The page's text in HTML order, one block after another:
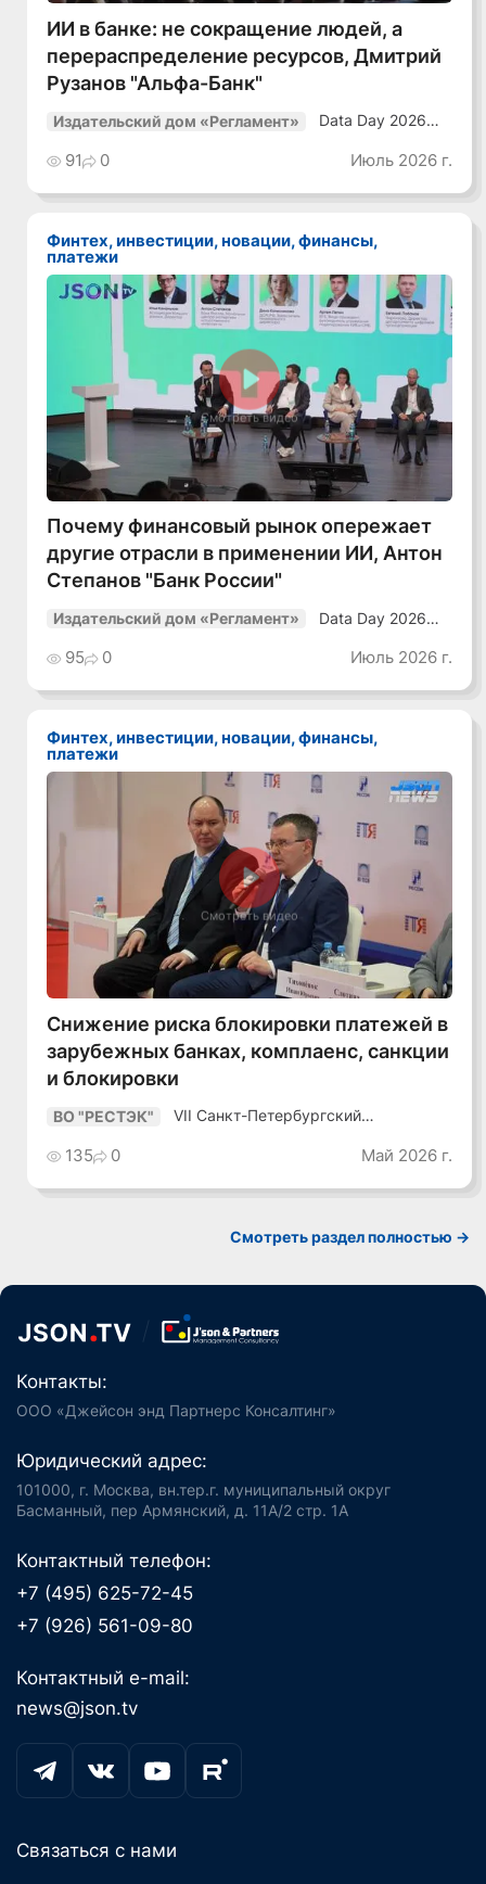
ИИ в банке: не сокращение людей, а
перераспределение ресурсов, Дмитрий
Рузанов "Альфа-Банк"
Издательский дом «Регламент»
Data Day 2026
Как сохранять
уверенный курс
среде»
91 0 Июль 2026 г.
Финтех, инвестиции, новации, финансы,
платежи
Смотреть видео
Почему финансовый рынок опережает
другие отрасли в применении ИИ, Антон
Степанов "Банк России"
Издательский дом «Регламент»
Data Day 2026
Как сохранять
уверенный курс
среде»
95 0 Июль 2026 г.
Финтех, инвестиции, новации, финансы,
платежи
Смотреть видео
Снижение риска блокировки платежей в
зарубежных банках, комплаенс, санкции
и блокировки
ВО "РЕСТЭК"
VII Санкт-Петербургский
135 0 Май 2026 г.
Смотреть раздел полностью ->
Контакты:
ООО «Джейсон энд Партнерс Консалтинг»
Юридический адрес:
101000, г. Москва, вн.тер.г. муниципальный округ
Басманный, пер Армянский, д. 11А/2 стр. 1А
Контактный телефон:
+7 (495) 625-72-45
+7 (926) 561-09-80
Контактный e-mail:
news@json.tv
Связаться с нами